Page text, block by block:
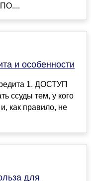
ПО....
и особенности
1. ДОСТУП
ссуды тем, у кого
как правило, не
для